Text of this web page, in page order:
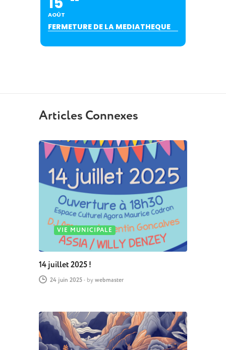
AOÛT
FERMETURE DE LA MEDIATHEQUE
Articles Connexes
VIE MUNICIPALE
14 juillet 2025 !
24 juin 2025- by webmaster